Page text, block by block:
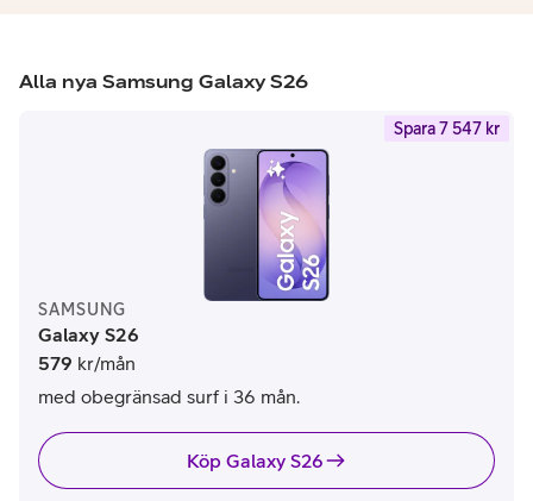
Alla nya Samsung Galaxy S26
Spara 7 547 kr
SAMSUNG
Galaxy S26
579 kr/mån
med obegränsad surf i 36 mån.
Köp Galaxy S26